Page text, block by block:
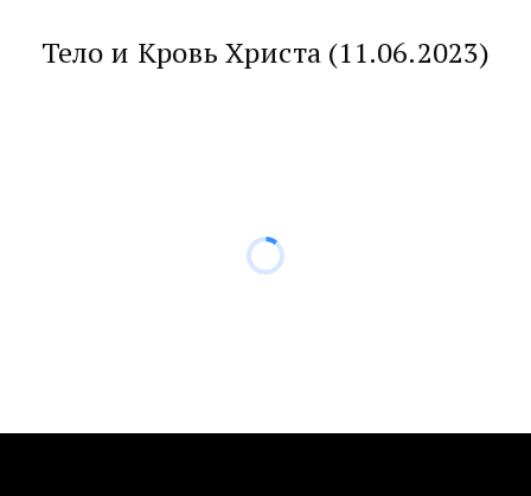
Тело и Кровь Христа (11.06.2023)